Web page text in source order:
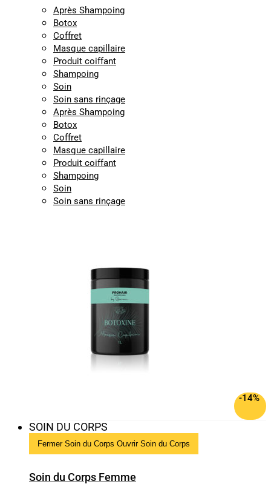
Après Shampoing
Botox
Coffret
Masque capillaire
Produit coiffant
Shampoing
Soin
Soin sans rinçage
Après Shampoing
Botox
Coffret
Masque capillaire
Produit coiffant
Shampoing
Soin
Soin sans rinçage
-14%
SOIN DU CORPS
Fermer Soin du Corps Ouvrir Soin du Corps
Soin du Corps Femme